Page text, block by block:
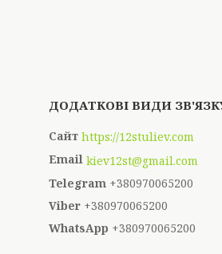
https://12stuliev.com
kiev12st@gmail.com
+380970065200
+380970065200
+380970065200